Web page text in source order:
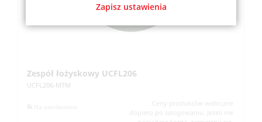
Zespół łożyskowy UCFL206
UCFL206-MTM
Ceny produktów widoczne
dopiero po zalogowaniu. Jeżeli nie
Zapisz ustawienia